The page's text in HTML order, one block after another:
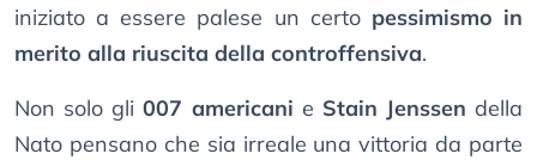
iniziato a essere palese un certo pessimismo in
merito alla riuscita della controffensiva.
Non solo gli007 americani e Stain Jenssen della
Nato pensano che sia irreale una vittoria da parte